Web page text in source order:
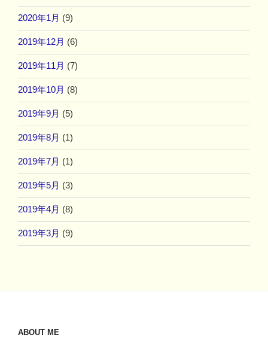
2020年1月 (9)
2019年12月 (6)
2019年11月 (7)
2019年10月 (8)
2019年9月 (5)
2019年8月 (1)
2019年7月 (1)
2019年5月 (3)
2019年4月 (8)
2019年3月 (9)
ABOUT ME